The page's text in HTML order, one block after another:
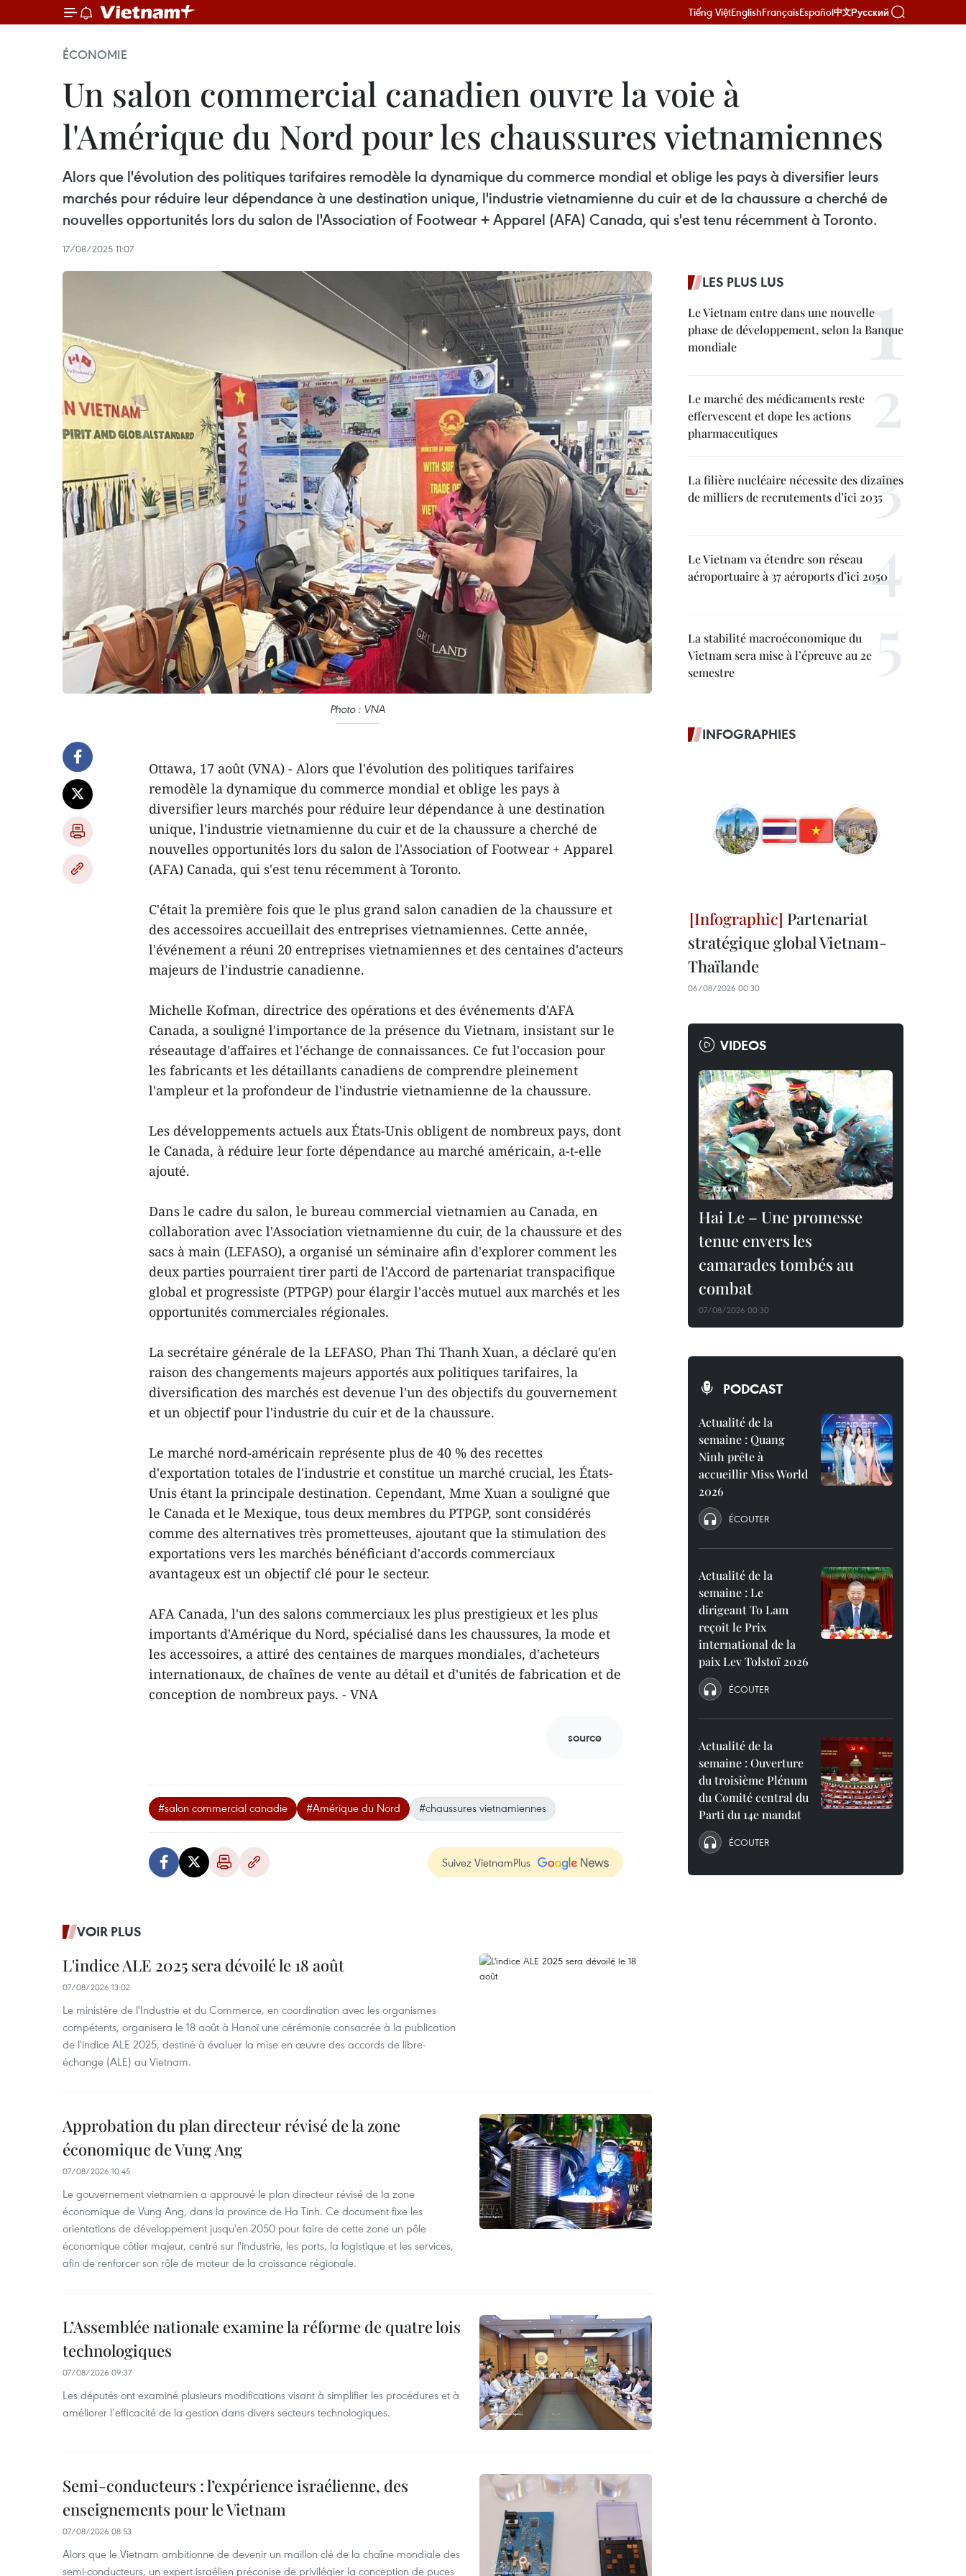
Tiếng ViệtEnglishFrançaisEspañol中文Русский
ÉCONOMIE
Un salon commercial canadien ouvre la voie à
l'Amérique du Nord pour les chaussures vietnamiennes
Alors que l'évolution des politiques tarifaires remodèle la dynamique du commerce mondial et oblige les pays à diversifier leurs
marchés pour réduire leur dépendance à une destination unique, l'industrie vietnamienne du cuir et de la chaussure a cherché de
nouvelles opportunités lors du salon de l'Association of Footwear + Apparel (AFA) Canada, qui s'est tenu récemment à Toronto.
17/08/2025 11:07
Photo : VNA
Ottawa, 17 août (VNA) - Alors que l'évolution des politiques tarifaires
remodèle la dynamique du commerce mondial et oblige les pays à
diversifier leurs marchés pour réduire leur dépendance à une destination
unique, l'industrie vietnamienne du cuir et de la chaussure a cherché de
nouvelles opportunités lors du salon de l'Association of Footwear + Apparel
(AFA) Canada, qui s'est tenu récemment à Toronto.
C'était la première fois que le plus grand salon canadien de la chaussure et
des accessoires accueillait des entreprises vietnamiennes. Cette année,
l'événement a réuni 20 entreprises vietnamiennes et des centaines d'acteurs
majeurs de l'industrie canadienne.
Michelle Kofman, directrice des opérations et des événements d'AFA
Canada, a souligné l'importance de la présence du Vietnam, insistant sur le
réseautage d'affaires et l'échange de connaissances. Ce fut l'occasion pour
les fabricants et les détaillants canadiens de comprendre pleinement
l'ampleur et la profondeur de l'industrie vietnamienne de la chaussure.
Les développements actuels aux États-Unis obligent de nombreux pays, dont
le Canada, à réduire leur forte dépendance au marché américain, a-t-elle
ajouté.
Dans le cadre du salon, le bureau commercial vietnamien au Canada, en
collaboration avec l'Association vietnamienne du cuir, de la chaussure et des
sacs à main (LEFASO), a organisé un séminaire afin d'explorer comment les
deux parties pourraient tirer parti de l'Accord de partenariat transpacifique
global et progressiste (PTPGP) pour élargir l'accès mutuel aux marchés et les
opportunités commerciales régionales.
La secrétaire générale de la LEFASO, Phan Thi Thanh Xuan, a déclaré qu'en
raison des changements majeurs apportés aux politiques tarifaires, la
diversification des marchés est devenue l'un des objectifs du gouvernement
et un objectif pour l'industrie du cuir et de la chaussure.
Le marché nord-américain représente plus de 40 % des recettes
d'exportation totales de l'industrie et constitue un marché crucial, les États-
Unis étant la principale destination. Cependant, Mme Xuan a souligné que
le Canada et le Mexique, tous deux membres du PTPGP, sont considérés
comme des alternatives très prometteuses, ajoutant que la stimulation des
exportations vers les marchés bénéficiant d'accords commerciaux
avantageux est un objectif clé pour le secteur.
AFA Canada, l'un des salons commerciaux les plus prestigieux et les plus
importants d'Amérique du Nord, spécialisé dans les chaussures, la mode et
les accessoires, a attiré des centaines de marques mondiales, d'acheteurs
internationaux, de chaînes de vente au détail et d'unités de fabrication et de
conception de nombreux pays. - VNA
source
#salon commercial canadie #Amérique du Nord #chaussures vietnamiennes
Suivez VietnamPlus
VOIR PLUS
L'indice ALE 2025 sera dévoilé le 18 août
07/08/2026 13:02
Le ministère de l'Industrie et du Commerce, en coordination avec les organismes
compétents, organisera le 18 août à Hanoï une cérémonie consacrée à la publication
de l'indice ALE 2025, destiné à évaluer la mise en œuvre des accords de libre-
échange (ALE) au Vietnam.
Approbation du plan directeur révisé de la zone
économique de Vung Ang
07/08/2026 10:45
Le gouvernement vietnamien a approuvé le plan directeur révisé de la zone
économique de Vung Ang, dans la province de Ha Tinh. Ce document fixe les
orientations de développement jusqu'en 2050 pour faire de cette zone un pôle
économique côtier majeur, centré sur l'industrie, les ports, la logistique et les services,
afin de renforcer son rôle de moteur de la croissance régionale.
L’Assemblée nationale examine la réforme de quatre lois
technologiques
07/08/2026 09:37
Les députés ont examiné plusieurs modifications visant à simplifier les procédures et à
améliorer l’efficacité de la gestion dans divers secteurs technologiques.
Semi-conducteurs : l’expérience israélienne, des
enseignements pour le Vietnam
07/08/2026 08:53
Alors que le Vietnam ambitionne de devenir un maillon clé de la chaîne mondiale des
semi-conducteurs, un expert israélien préconise de privilégier la conception de puces
LES PLUS LUS
Le Vietnam entre dans une nouvelle
phase de développement, selon la Banque
mondiale
Le marché des médicaments reste
effervescent et dope les actions
pharmaceutiques
La filière nucléaire nécessite des dizaines
de milliers de recrutements d’ici 2035
Le Vietnam va étendre son réseau
aéroportuaire à 37 aéroports d’ici 2050
La stabilité macroéconomique du
Vietnam sera mise à l’épreuve au 2e
semestre
INFOGRAPHIES
Partenariat
stratégique global Vietnam-
Thaïlande
06/08/2026 00:30
VIDEOS
Hai Le – Une promesse
tenue envers les
camarades tombés au
combat
07/08/2026 00:30
PODCAST
Actualité de la
semaine : Quang
Ninh prête à
accueillir Miss World
2026
ÉCOUTER
Actualité de la
semaine : Le
dirigeant To Lam
reçoit le Prix
international de la
paix Lev Tolstoï 2026
ÉCOUTER
Actualité de la
semaine : Ouverture
du troisième Plénum
du Comité central du
Parti du 14e mandat
ÉCOUTER